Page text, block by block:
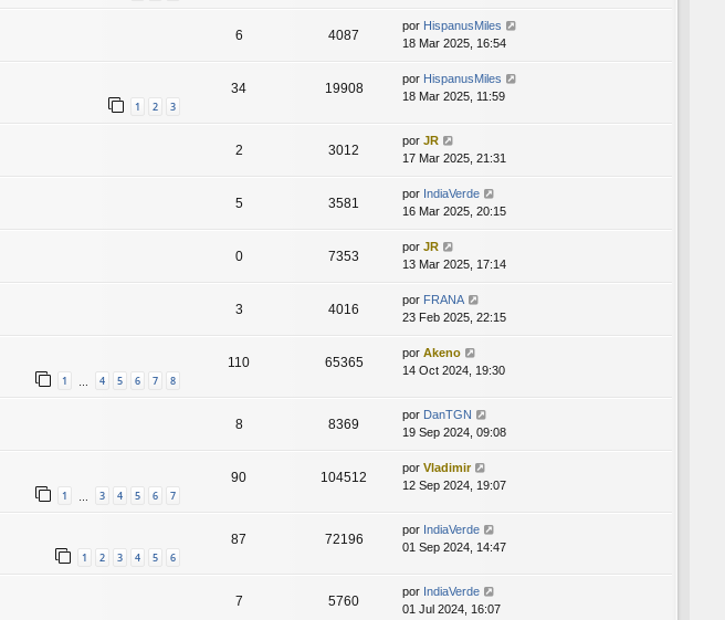
6 4087
por HispanusMiles
18 Mar 2025, 16:54
1 2 3
34 19908
por HispanusMiles
18 Mar 2025, 11:59
2 3012
por JR
17 Mar 2025, 21:31
5 3581
por IndiaVerde
16 Mar 2025, 20:15
0 7353
por JR
13 Mar 2025, 17:14
3 4016
por FRANA
23 Feb 2025, 22:15
1 … 4 5 6 7 8
110 65365
por Akeno
14 Oct 2024, 19:30
8 8369
por DanTGN
19 Sep 2024, 09:08
1 … 3 4 5 6 7
90 104512
por Vladimir
12 Sep 2024, 19:07
1 2 3 4 5 6
87 72196
por IndiaVerde
01 Sep 2024, 14:47
7 5760
por IndiaVerde
01 Jul 2024, 16:07